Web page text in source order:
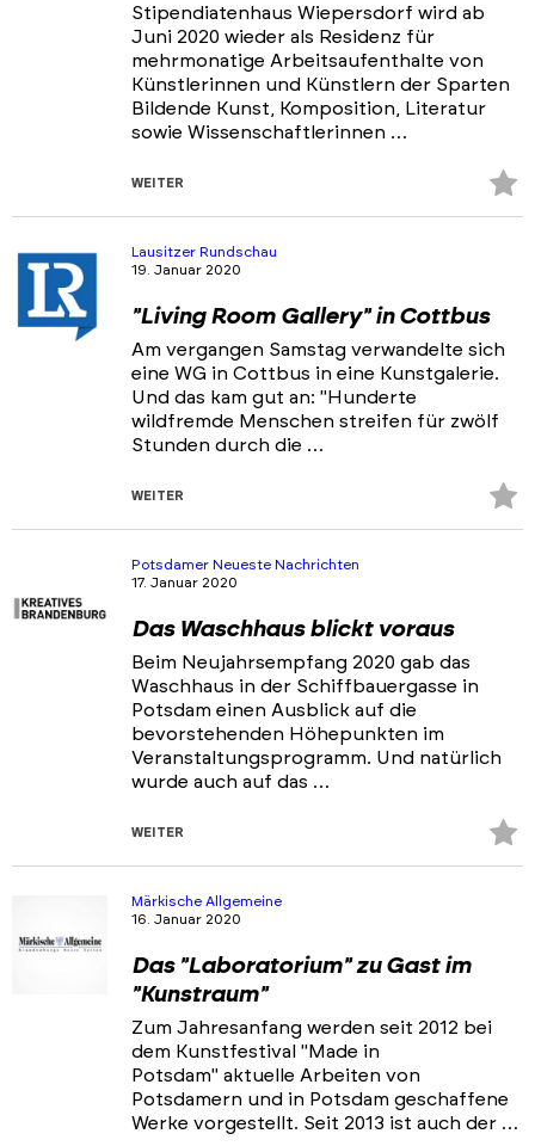
Stipendiatenhaus Wiepersdorf wird ab
Juni 2020 wieder als Residenz für
mehrmonatige Arbeitsaufenthalte von
Künstlerinnen und Künstlern der Sparten
Bildende Kunst, Komposition, Literatur
sowie Wissenschaftlerinnen …
WEITER
Lausitzer Rundschau
19. Januar 2020
"Living Room Gallery" in Cottbus
Am vergangen Samstag verwandelte sich
eine WG in Cottbus in eine Kunstgalerie.
Und das kam gut an: "Hunderte
wildfremde Menschen streifen für zwölf
Stunden durch die …
WEITER
Potsdamer Neueste Nachrichten
17. Januar 2020
Das Waschhaus blickt voraus
Beim Neujahrsempfang 2020 gab das
Waschhaus in der Schiffbauergasse in
Potsdam einen Ausblick auf die
bevorstehenden Höhepunkten im
Veranstaltungsprogramm. Und natürlich
wurde auch auf das …
WEITER
Märkische Allgemeine
16. Januar 2020
Das "Laboratorium" zu Gast im
"Kunstraum"
Zum Jahresanfang werden seit 2012 bei
dem Kunstfestival "Made in
Potsdam" aktuelle Arbeiten von
Potsdamern und in Potsdam geschaffene
Werke vorgestellt. Seit 2013 ist auch der …